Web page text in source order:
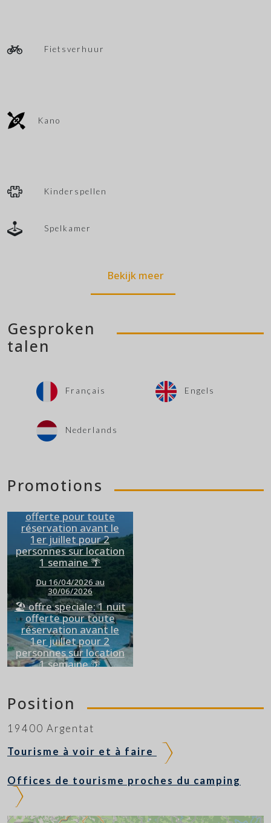
Fietsverhuur
Kano
Kinderspellen
Spelkamer
Bekijk meer
Gesproken
talen
Français Engels
Nederlands
Promotions
offerte pour toute
réservation avant le
1er juillet pour 2
personnes sur location
1 semaine 🌴
Du 16/04/2026 au
30/06/2026
🏖️ offre speciale: 1 nuit
offerte pour toute
réservation avant le
1er juillet pour 2
personnes sur location
1 semaine 🌴
Position
19400 Argentat
Tourisme à voir et à faire
Offices de tourisme proches du camping